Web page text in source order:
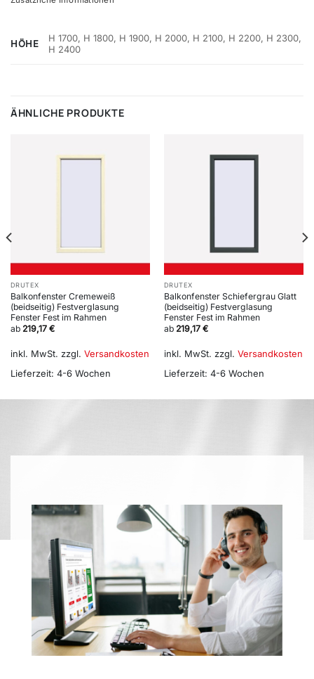
HÖHE
H 1700, H 1800, H 1900, H 2000, H 2100, H 2200, H 2300,
H 2400
ÄHNLICHE PRODUKTE
DRUTEX
Balkonfenster Cremeweiß
(beidseitig) Festverglasung
Fenster Fest im Rahmen
ab 219,17 €
inkl. MwSt. zzgl. Versandkosten
Lieferzeit: 4-6 Wochen
DRUTEX
Balkonfenster Schiefergrau Glatt
(beidseitig) Festverglasung
Fenster Fest im Rahmen
ab 219,17 €
inkl. MwSt. zzgl. Versandkosten
Lieferzeit: 4-6 Wochen